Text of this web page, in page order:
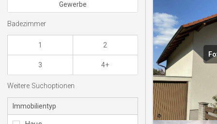
Gewerbe
Badezimmer
1 2
3 4+
Weitere Suchoptionen
Immobilientyp